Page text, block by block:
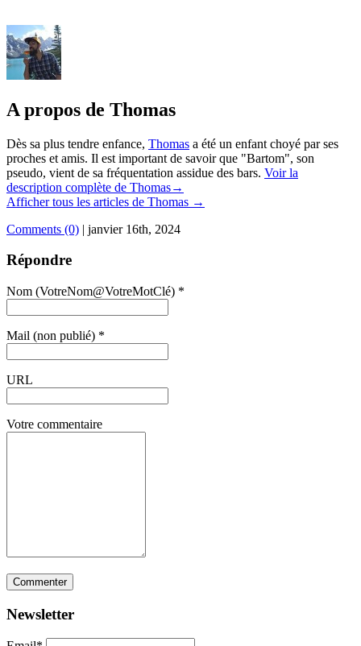
A propos de Thomas
Dès sa plus tendre enfance, Thomas a été un enfant choyé par ses
proches et amis. Il est important de savoir que "Bartom", son
pseudo, vient de sa fréquentation assidue des bars. Voir la
description complète de Thomas→
Afficher tous les articles de Thomas →
Comments (0) | janvier 16th, 2024
Répondre
Nom (VotreNom@VotreMotClé) *
Mail (non publié) *
URL
Votre commentaire
Newsletter